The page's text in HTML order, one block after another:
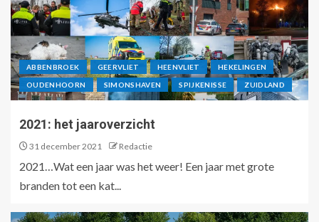
ABBENBROEK GEERVLIET HEENVLIET HEKELINGEN
OUDENHOORN SIMONSHAVEN SPIJKENISSE ZUIDLAND
2021: het jaaroverzicht
31 december 2021 Redactie
2021…Wat een jaar was het weer! Een jaar met grote
branden tot een kat...